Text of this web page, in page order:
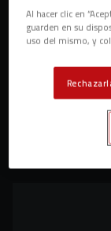
Al hacer clic en
guarden en su
uso del mismo, y